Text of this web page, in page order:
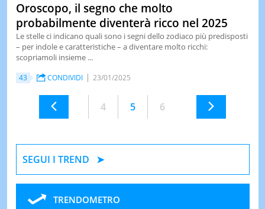
Oroscopo, il segno che molto
probabilmente diventerà ricco nel 2025
Le stelle ci indicano quali sono i segni dello zodiaco più predisposti
– per indole e caratteristiche – a diventare molto ricchi:
scopriamoli insieme ...
43 CONDIVIDI 23/01/2025
4 5 6
SEGUI I TREND
TRENDOMETRO